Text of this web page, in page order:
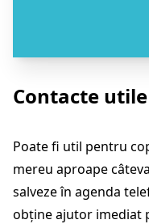
Contacte utile
Poate fi util pentru
mereu aproape
salveze în agenda
obține ajutor imediat